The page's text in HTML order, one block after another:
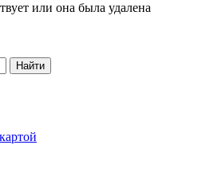
или она была удалена
Найти